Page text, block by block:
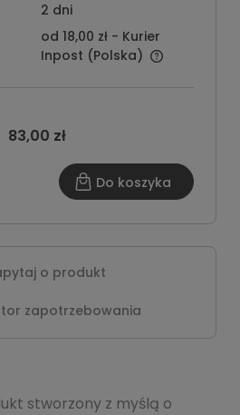
2 dni
od 18,00 zł - Kurier
Inpost (Polska)
83,00 zł
Do koszyka
o produkt
zapotrzebowania
stworzony z myślą o